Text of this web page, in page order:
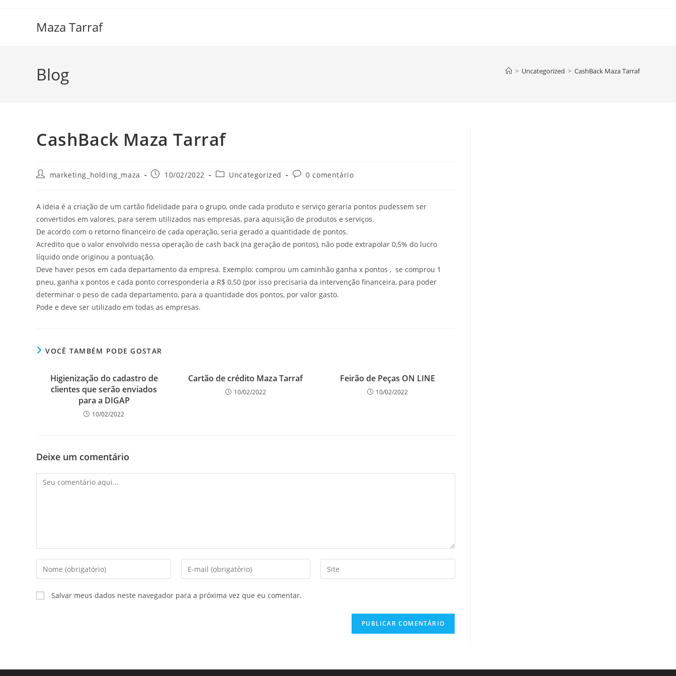
Maza Tarraf
Blog > Uncategorized > CashBack Maza Tarraf
CashBack Maza Tarraf
marketing_holding_maza 10/02/2022 Uncategorized 0 comentário
A ideia é a criação de um cartão fidelidade para o grupo, onde cada produto e serviço geraria pontos pudessem ser
convertidos em valores, para serem utilizados nas empresas, para aquisição de produtos e serviços.
De acordo com o retorno financeiro de cada operação, seria gerado a quantidade de pontos.
Acredito que o valor envolvido nessa operação de cash back (na geração de pontos), não pode extrapolar 0,5% do lucro
líquido onde originou a pontuação.
Deve haver pesos em cada departamento da empresa. Exemplo: comprou um caminhão ganha x pontos , se comprou 1
pneu, ganha x pontos e cada ponto corresponderia a R$ 0,50 (por isso precisaria da intervenção financeira, para poder
determinar o peso de cada departamento, para a quantidade dos pontos, por valor gasto.
Pode e deve ser utilizado em todas as empresas.
VOCÊ TAMBÉM PODE GOSTAR
Higienização do cadastro de
clientes que serão enviados
para a DIGAP
10/02/2022
Cartão de crédito Maza Tarraf
10/02/2022
Feirão de Peças ON LINE
10/02/2022
Deixe um comentário
Salvar meus dados neste navegador para a próxima vez que eu comentar.